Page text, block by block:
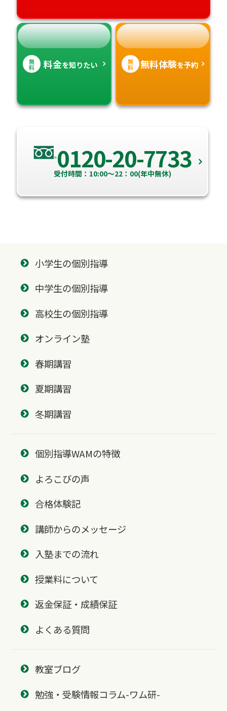
無
料 料金を知りたい 無
料 無料体験を予約
0120-20-7733
受付時間：10:00～22：00(年中無休)
小学生の個別指導
中学生の個別指導
高校生の個別指導
オンライン塾
春期講習
夏期講習
冬期講習
個別指導WAMの特徴
よろこびの声
合格体験記
講師からのメッセージ
入塾までの流れ
授業料について
返金保証・成績保証
よくある質問
教室ブログ
勉強・受験情報コラム-ワム研-